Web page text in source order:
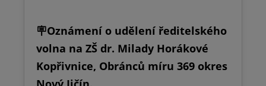
🪧Oznámení o udělení ředitelského
volna na ZŠ dr. Milady Horákové
Kopřivnice, Obránců míru 369 okres